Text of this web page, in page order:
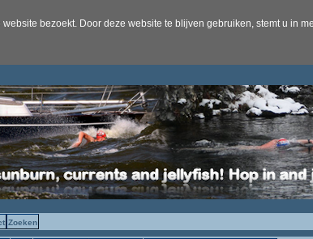
bezoekt. Door deze website te blijven gebruiken, stemt u in
Zoeken